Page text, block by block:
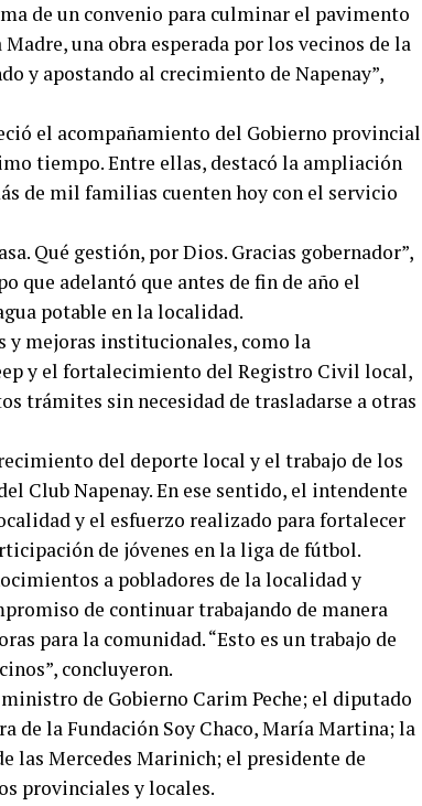
de un convenio para culminar el pavimento
una obra esperada por los vecinos de la
y apostando al crecimiento de Napenay”,
el acompañamiento del Gobierno provincial
tiempo. Entre ellas, destacó la ampliación
de mil familias cuenten hoy con el servicio
Qué gestión, por Dios. Gracias gobernador”,
que adelantó que antes de fin de año el
potable en la localidad.
y mejoras institucionales, como la
y el fortalecimiento del Registro Civil local,
trámites sin necesidad de trasladarse a otras
del deporte local y el trabajo de los
Club Napenay. En ese sentido, el intendente
y el esfuerzo realizado para fortalecer
de jóvenes en la liga de fútbol.
a pobladores de la localidad y
de continuar trabajando de manera
para la comunidad. “Esto es un trabajo de
concluyeron.
de Gobierno Carim Peche; el diputado
de la Fundación Soy Chaco, María Martina; la
las Mercedes Marinich; el presidente de
provinciales y locales.